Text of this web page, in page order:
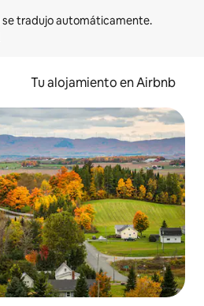
Tu alojamiento en Airbnb